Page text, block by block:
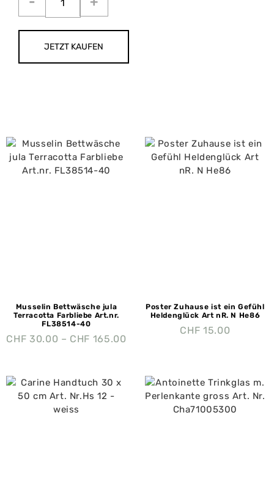
JETZT KAUFEN
Musselin Bettwäsche jula
Terracotta Farbliebe Art.nr.
FL38514-40
CHF 30.00 – CHF 165.00
Poster Zuhause ist ein Gefühl
Heldenglück Art nR. N He86
CHF 15.00